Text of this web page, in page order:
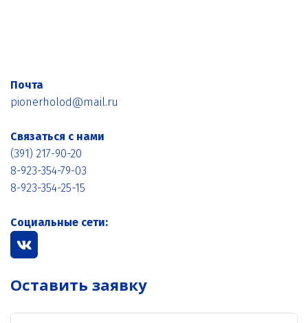
Почта
pionerholod@mail.ru
Связаться с нами
(391) 217-90-20
8-923-354-79-03
8-923-354-25-15
Социальные сети:
Оставить заявку